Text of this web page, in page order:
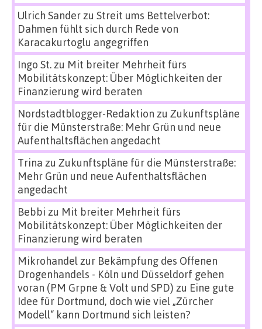
Ulrich Sanderzu Streit ums Bettelverbot:
Dahmen fühlt sich durch Rede von
Karacakurtoglu angegriffen
Ingo St.zu Mit breiter Mehrheit fürs
Mobilitätskonzept: Über Möglichkeiten der
Finanzierung wird beraten
Nordstadtblogger-Redaktion zu Zukunftspläne
für die Münsterstraße: Mehr Grün und neue
Aufenthaltsflächen angedacht
Trina zu Zukunftspläne für die Münsterstraße:
Mehr Grün und neue Aufenthaltsflächen
angedacht
Bebbi zu Mit breiter Mehrheit fürs
Mobilitätskonzept: Über Möglichkeiten der
Finanzierung wird beraten
Mikrohandel zur Bekämpfung des Offenen
Drogenhandels - Köln und Düsseldorf gehen
voran (PM Grpne & Volt und SPD) zu Eine gute
Idee für Dortmund, doch wie viel „Zürcher
Modell“ kann Dortmund sich leisten?